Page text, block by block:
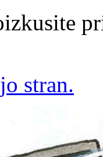
stran.